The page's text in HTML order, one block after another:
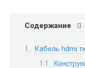
Содержание
Кабель hdmi